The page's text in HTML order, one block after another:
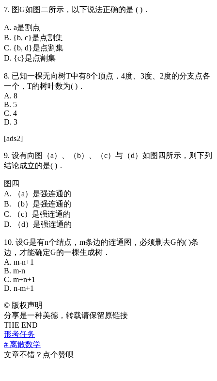
7. 图G如图二所示，以下说法正确的是 ( )．
A. a是割点
B. {b, c}是点割集
C. {b, d}是点割集
D. {c}是点割集
8. 已知一棵无向树T中有8个顶点，4度、3度、2度的分支点各
一个，T的树叶数为( )．
A. 8
B. 5
C. 4
D. 3
[ads2]
9. 设有向图（a）、（b）、（c）与（d）如图四所示，则下列
结论成立的是( )．
图四
A. （a）是强连通的
B. （b）是强连通的
C. （c）是强连通的
D. （d）是强连通的
10. 设G是有n个结点，m条边的连通图，必须删去G的( )条
边，才能确定G的一棵生成树．
A. m-n+1
B. m-n
C. m+n+1
D. n-m+1
© 版权声明
分享是一种美德，转载请保留原链接
THE END
形考任务
# 离散数学
文章不错？点个赞呗